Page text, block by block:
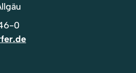
0